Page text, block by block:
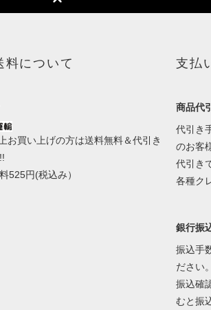
料について
お買い上げの方は送料無料＆代引き
525円(税込み）
支払
商品代
代引き
のお客
代引き
各種ク
銀行振
振込手
ださい。
振込確
むと振